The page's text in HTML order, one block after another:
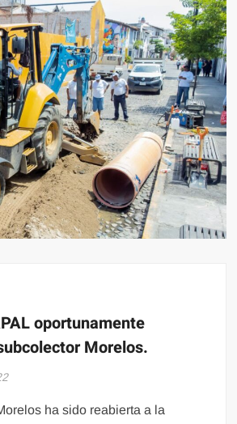
oportunamente
Morelos.
ha sido reabierta a la